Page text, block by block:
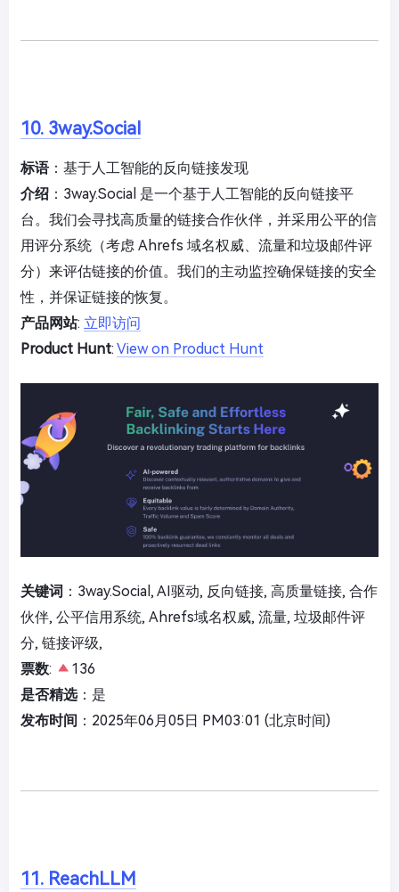
10. 3way.Social
标语：基于人工智能的反向链接发现
介绍 ：3way.Social 是一个基于人工智能的反向链接平
台。我们会寻找高质量的链接合作伙伴，并采用公平的信
用评分系统（考虑 Ahrefs 域名权威、流量和垃圾邮件评
分）来评估链接的价值。我们的主动监控确保链接的安全
性，并保证链接的恢复。
产品网站: 立即访问
Product Hunt: View on Product Hunt
关键词 ：3way.Social, AI驱动, 反向链接, 高质量链接, 合作
伙伴, 公平信用系统, Ahrefs域名权威, 流量, 垃圾邮件评
分, 链接评级,
票数:
136
是否精选：是
发布时间 ：2025年06月05日 PM03:01 (北京时间)
11. ReachLLM